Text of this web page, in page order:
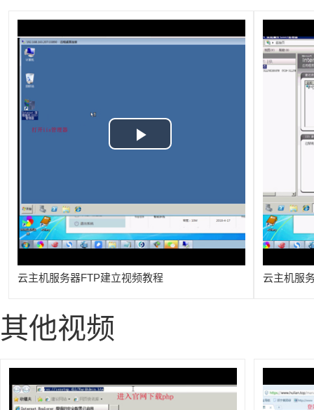
Play
云主机服务器FTP建立视频教程 云主机服
其他视频